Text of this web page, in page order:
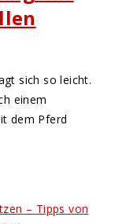
sich so leicht.
einem
dem Pferd